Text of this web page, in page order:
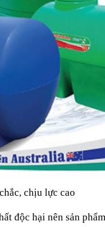
chịu lực cao
độc hại nên sản